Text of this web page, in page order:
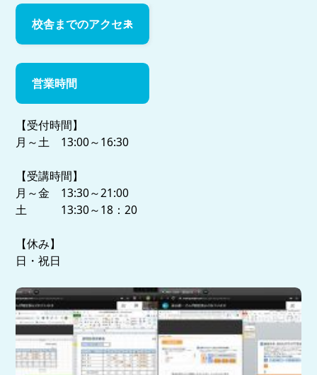
校舎までのアクセス
営業時間
【受付時間】
月～土 13:00～16:30
【受講時間】
月～金 13:30～21:00
土 13:30～18：20
【休み】
日・祝日